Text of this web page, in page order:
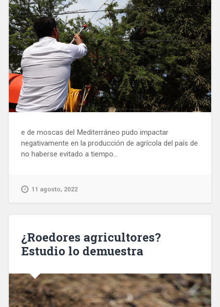
e de moscas del Mediterráneo pudo impactar
negativamente en la producción de agrícola del país de
no haberse evitado a tiempo...
11 agosto, 2022
¿Roedores agricultores?
Estudio lo demuestra